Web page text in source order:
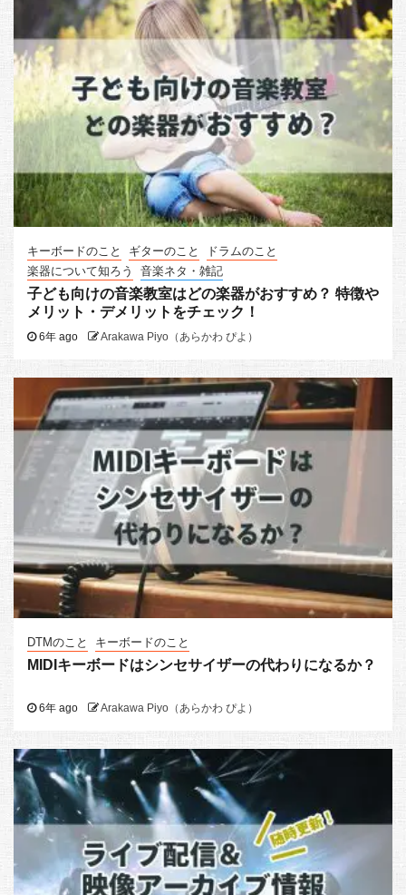
キーボードのこと ギターのこと
ドラムのこと
楽器について知ろう
音楽ネタ・雑記
子ども向けの音楽教室はどの楽器がおすすめ？ 特徴や
メリット・デメリットをチェック！
6年 ago Arakawa Piyo（あらかわ ぴよ）
DTMのこと キーボードのこと
MIDIキーボードはシンセサイザーの代わりになるか？
6年 ago Arakawa Piyo（あらかわ ぴよ）